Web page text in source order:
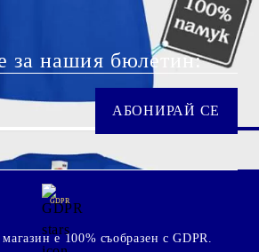
за нашия бюлетин:
GDPR
е 100% съобразен с GDPR.